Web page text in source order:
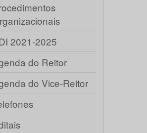
2021-2025
do Reitor
do Vice-Reitor